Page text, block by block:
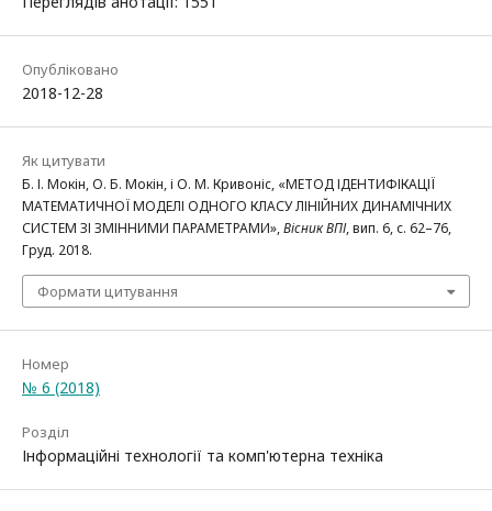
Опубліковано
2018-12-28
Як цитувати
Б. І. Мокін, О. Б. Мокін, і О. М. Кривоніс, «МЕТОД ІДЕНТИФІКАЦІЇ
МАТЕМАТИЧНОЇ МОДЕЛІ ОДНОГО КЛАСУ ЛІНІЙНИХ ДИНАМІЧНИХ
СИСТЕМ ЗІ ЗМІННИМИ ПАРАМЕТРАМИ»,Вісник ВПІ, вип. 6, с. 62–76,
Груд. 2018.
Формати цитування
Номер
№ 6 (2018)
Розділ
Інформаційні технології та комп'ютерна техніка